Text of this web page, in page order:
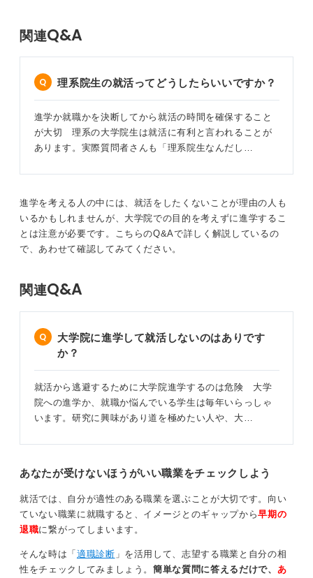
関連Q&A
理系院生の就活ってどうしたらいいですか？
進学か就職かを決断してから就活の時間を確保すること
が大切 理系の大学院生は就活に有利と言われることが
あります。実際質問者さんも「理系院生なんだし…
進学を考える人の中には、就活をしたくないことが理由の人も
いるかもしれませんが、大学院での目的を考えずに進学するこ
とは注意が必要です。こちらのQ&Aで詳しく解説しているの
で、あわせて確認してみてください。
関連Q&A
大学院に進学して就活しないのはありです
か？
就活から逃避するために大学院進学するのは危険 大学
院への進学か、就職か悩んでいる学生は毎年いらっしゃ
います。研究に興味があり道を極めたい人や、大…
あなたが受けないほうがいい職業をチェックしよう
就活では、自分が適性のある職業を選ぶことが大切です。向い
ていない職業に就職すると、イメージとのギャップから早期の
退職に繋がってしまいます。
そんな時は「適職診断 」を活用して、志望する職業と自分の相
性をチェックしてみましょう。簡単な質問に答えるだけで、 あ